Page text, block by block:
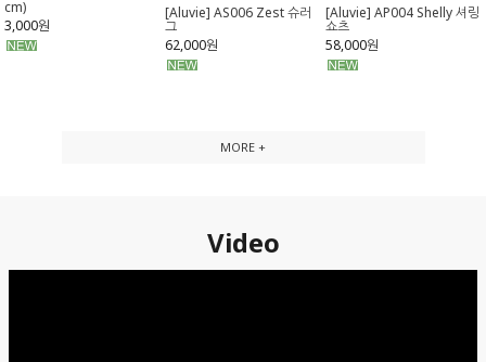
cm)
3,000원
[Aluvie] AS006 Zest 슈러
그
62,000원
[Aluvie] AP004 Shelly 셔링
쇼츠
58,000원
MORE +
Video